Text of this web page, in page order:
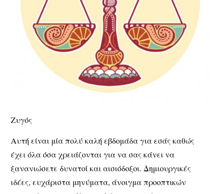
Ζυγός
Αυτή είναι μία πολύ καλή εβδομάδα για εσάς καθώς
έχει όλα όσα χρειάζονται για να σας κάνει να
ξανανιώσετε δυνατοί και αισιόδοξοι. Δημιουργικές
ιδέες, ευχάριστα μηνύματα, άνοιγμα προοπτικών